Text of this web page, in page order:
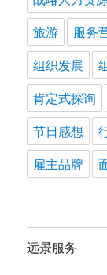
旅游
服务
组织发展
肯定式探询
节日感想
雇主品牌
远景服务